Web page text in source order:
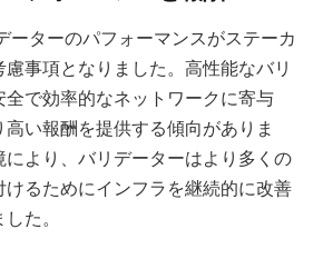
ーターのパフォーマンスがステーカ
事項となりました。高性能なバリ
で効率的なネットワークに寄与
い報酬を提供する傾向がありま
より、バリデーターはより多くの
るためにインフラを継続的に改善
た。